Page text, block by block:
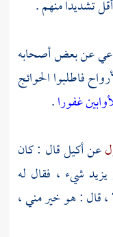
تشديدا منهم .
عن بعض أصحابه
فاطلبوا الحوائج
غفورا.
عنأكيلقال : كان
شيء ، فقال له
قال : هو خير مني ،